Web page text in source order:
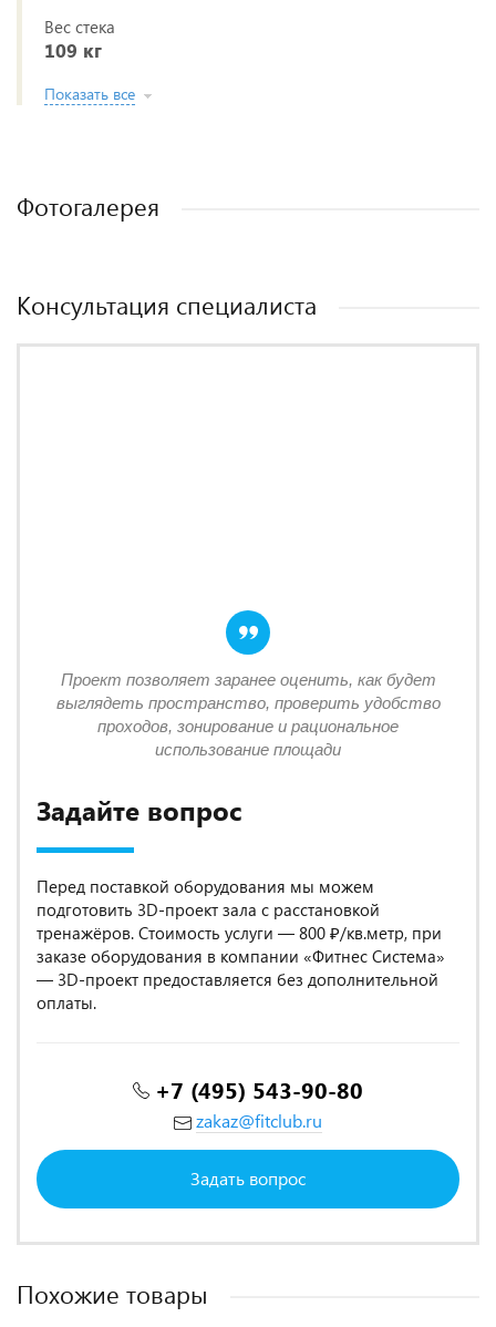
Вес стека
109 кг
Показать все
Фотогалерея
Консультация специалиста
Задайте вопрос
Перед поставкой оборудования мы можем
подготовить 3D-проект зала с расстановкой
тренажёров. Стоимость услуги — 800 ₽/кв.метр, при
заказе оборудования в компании «Фитнес Система»
— 3D-проект предоставляется без дополнительной
оплаты.
+7 (495) 543-90-80
zakaz@fitclub.ru
Задать вопрос
Проект позволяет заранее оценить, как будет
выглядеть пространство, проверить удобство
проходов, зонирование и рациональное
использование площади
Похожие товары